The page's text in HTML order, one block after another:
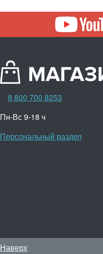
8 800 700 8253
Пн-Вс 9-18 ч
Персональный раздел
Наверх